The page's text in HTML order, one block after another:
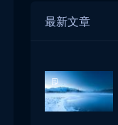
最新文章